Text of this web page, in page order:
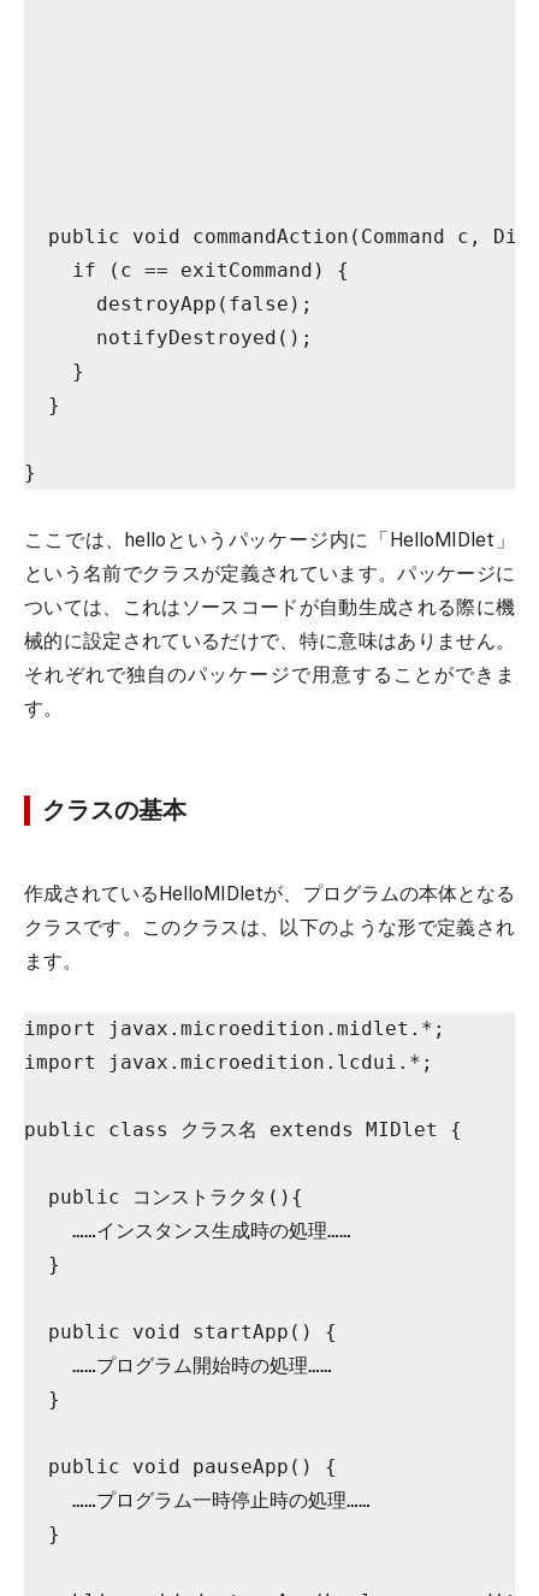
public void commandAction(Command c,
if (c == exitCommand) {
destroyApp(false);
notifyDestroyed();
}
}
}
ここでは、helloというパッケージ内に「HelloMIDlet」
という名前でクラスが定義されています。パッケージに
ついては、これはソースコードが自動生成される際に機
械的に設定されているだけで、特に意味はありません。
それぞれで独自のパッケージで用意することができま
す。
クラスの基本
作成されているHelloMIDletが、プログラムの本体となる
クラスです。このクラスは、以下のような形で定義され
ます。
import javax.microedition.midlet.*;
import javax.microedition.lcdui.*;
public class クラス名 extends MIDlet {
public コンストラクタ(){
……インスタンス生成時の処理……
}
public void startApp() {
……プログラム開始時の処理……
}
public void pauseApp() {
……プログラム一時停止時の処理……
}